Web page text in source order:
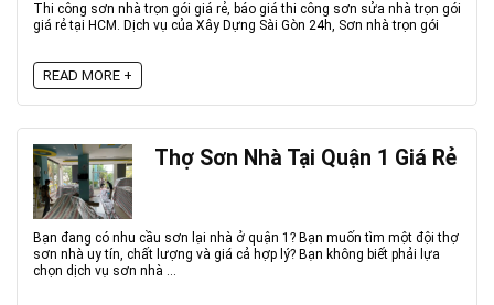
Thi công sơn nhà trọn gói giá rẻ, báo giá thi công sơn sửa nhà trọn gói
giá rẻ tại HCM. Dịch vụ của Xây Dựng Sài Gòn 24h, Sơn nhà trọn gói
READ MORE +
Thợ Sơn Nhà Tại Quận 1 Giá Rẻ
Bạn đang có nhu cầu sơn lại nhà ở quận 1? Bạn muốn tìm một đội thợ
sơn nhà uy tín, chất lượng và giá cả hợp lý? Bạn không biết phải lựa
chọn dịch vụ sơn nhà ...